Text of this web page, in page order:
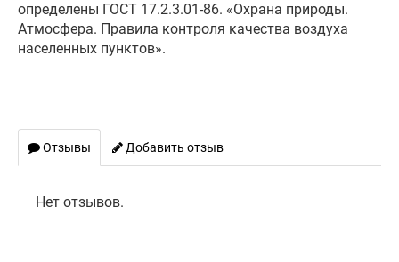
определены ГОСТ 17.2.3.01-86. «Охрана природы.
Атмосфера. Правила контроля качества воздуха
населенных пунктов».
Отзывы Добавить отзыв
Нет отзывов.